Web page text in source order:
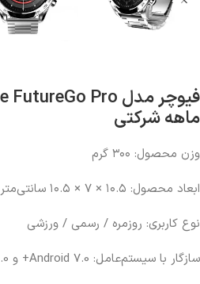
ماهه شرکتی
وزن محصول: ۳۰۰ گرم
ابعاد محصول: ۱۰.۵ × ۷ × ۱۰.۵ سانتی‌متر
نوع کاربری: روزمره / رسمی / ورزشی
سازگار با سیستم‌عامل: Android 7.0+ و iOS 12.0+